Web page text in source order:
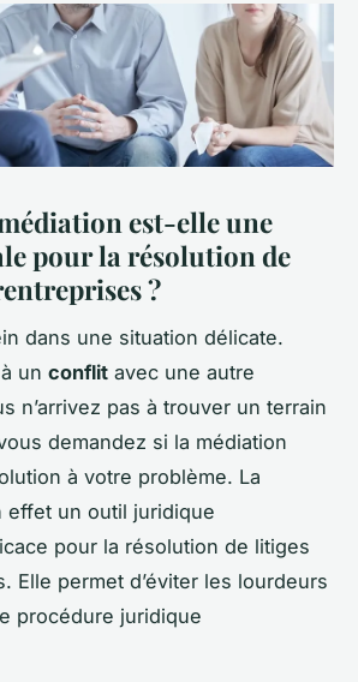
est-elle une
pour la résolution de
?
dans une situation délicate.
un conflit avec une autre
n’arrivez pas à trouver un terrain
demandez si la médiation
à votre problème. La
effet un outil juridique
pour la résolution de litiges
Elle permet d’éviter les lourdeurs
procédure juridique